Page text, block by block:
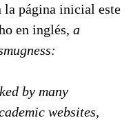
la página inicial este
en inglés, a
by many
websites,